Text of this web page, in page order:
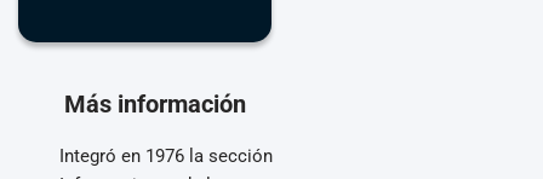
Más información
Integró en 1976 la sección